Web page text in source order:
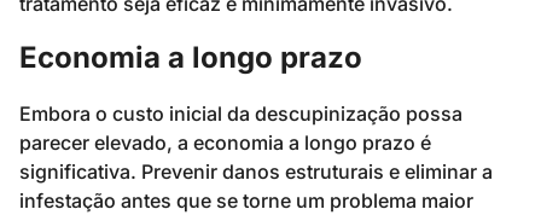
Economia a longo prazo
Embora o custo inicial da descupinização possa
parecer elevado, a economia a longo prazo é
significativa. Prevenir danos estruturais e eliminar a
infestação antes que se torne um problema maior